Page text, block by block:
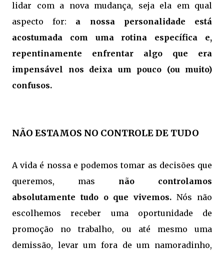
lidar com a nova mudança, seja ela em qual
aspecto for: a nossa personalidade está
acostumada com uma rotina específica e,
repentinamente enfrentar algo que era
impensável nos deixa um pouco (ou muito)
confusos.
NÃO ESTAMOS NO CONTROLE DE TUDO
A vida é nossa e podemos tomar as decisões que
queremos, mas não controlamos
absolutamente tudo o que vivemos. Nós não
escolhemos receber uma oportunidade de
promoção no trabalho, ou até mesmo uma
demissão, levar um fora de um namoradinho,